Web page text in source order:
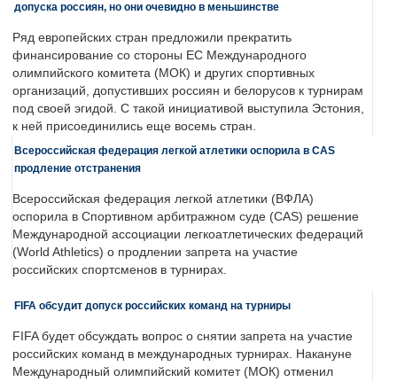
допуска россиян, но они очевидно в меньшинстве
Ряд европейских стран предложили прекратить
финансирование со стороны ЕС Международного
олимпийского комитета (МОК) и других спортивных
организаций, допустивших россиян и белорусов к турнирам
под своей эгидой. С такой инициативой выступила Эстония,
к ней присоединились еще восемь стран.
Всероссийская федерация легкой атлетики оспорила в CAS
продление отстранения
Всероссийская федерация легкой атлетики (ВФЛА)
оспорила в Спортивном арбитражном суде (CAS) решение
Международной ассоциации легкоатлетических федераций
(World Athletics) о продлении запрета на участие
российских спортсменов в турнирах.
FIFA обсудит допуск российских команд на турниры
FIFA будет обсуждать вопрос о снятии запрета на участие
российских команд в международных турнирах. Накануне
Международный олимпийский комитет (МОК) отменил